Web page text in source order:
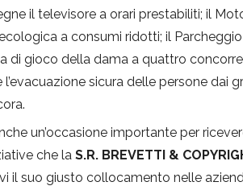
il televisore a orari prestabiliti; il
a consumi ridotti; il
di gioco della dama a quattro
sicura delle persone dai
un’occasione importante per
che la S.R. BREVETTI &
il suo giusto collocamento nelle